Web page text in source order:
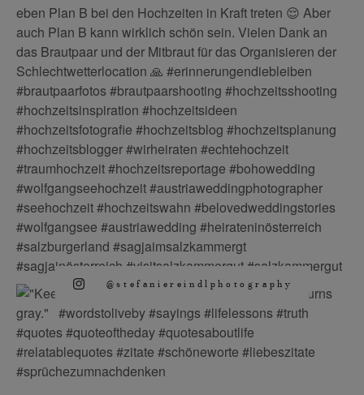
@stefaniereindlphotography